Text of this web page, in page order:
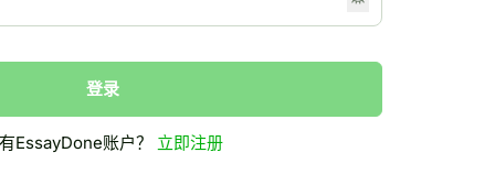
登录
EssayDone账户？ 立即注册